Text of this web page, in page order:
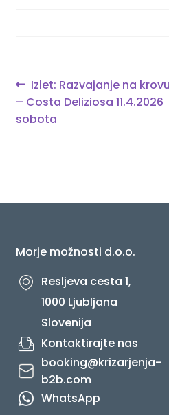
Navigacija
prispevka
Previous
post:
Izlet: Razvajanje na krovu
– Costa Deliziosa 11.4.2026
sobota
Morje možnosti d.o.o.
Resljeva cesta 1,
1000 Ljubljana
Slovenija
Kontaktirajte nas
booking@krizarjenja-
b2b.com
WhatsApp